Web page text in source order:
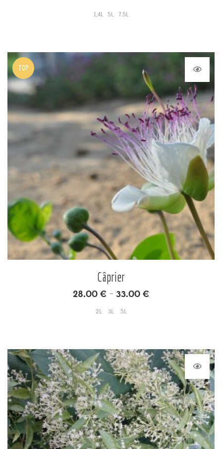
1,4L 5L 7.5L
TOP
Câprier
28.00 € – 33.00 €
2L 3L 5L